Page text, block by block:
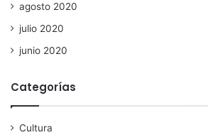
agosto 2020
julio 2020
junio 2020
Categorías
Cultura